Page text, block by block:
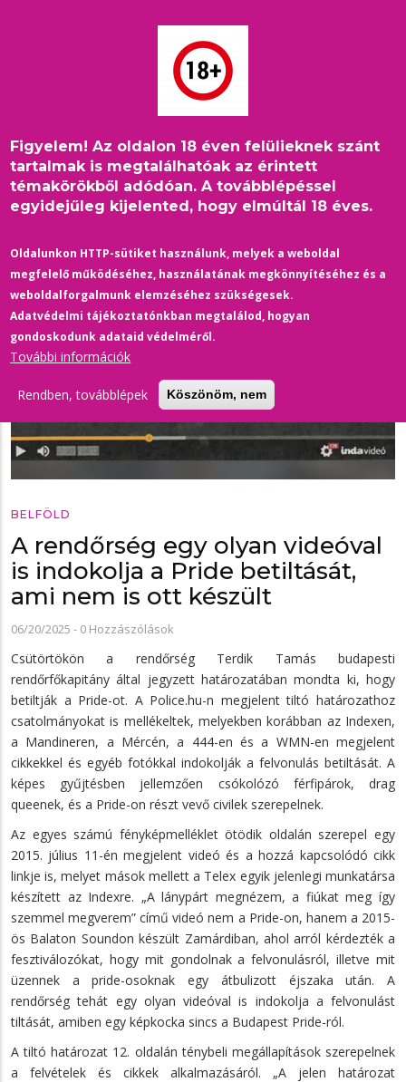
Figyelem! Az oldalon 18 éven felülieknek szánt
tartalmak is megtalálhatóak az érintett
témakörökből adódóan. A továbblépéssel
egyidejűleg kijelented, hogy elmúltál 18 éves.
Oldalunkon HTTP-sütiket használunk, melyek a weboldal
megfelelő működéséhez, használatának megkönnyítéséhez és a
weboldalforgalmunk elemzéséhez szükségesek.
Adatvédelmi tájékoztatónkban megtalálod, hogyan
gondoskodunk adataid védelméről.
További információk
Rendben, továbblépek Köszönöm, nem
Morzsa
Címlap /Belföld /
A rendőrség egy olyan videóval is indokolja a Pride betiltását,
ami nem is ott készült
BELFÖLD
A rendőrség egy olyan videóval
is indokolja a Pride betiltását,
ami nem is ott készült
06/20/2025 - 0 Hozzászólások
Csütörtökön a rendőrség Terdik Tamás budapesti
rendőrfőkapitány által jegyzett határozatában mondta ki, hogy
betiltják a Pride-ot. A Police.hu-n megjelent tiltó határozathoz
csatolmányokat is mellékeltek, melyekben korábban az Indexen,
a Mandineren, a Mércén, a 444-en és a WMN-en megjelent
cikkekkel és egyéb fotókkal indokolják a felvonulás betiltását. A
képes gyűjtésben jellemzően csókolózó férfipárok, drag
queenek, és a Pride-on részt vevő civilek szerepelnek.
Az egyes számú fényképmelléklet ötödik oldalán szerepel egy
2015. július 11-én megjelent videó és a hozzá kapcsolódó cikk
linkje is, melyet mások mellett a Telex egyik jelenlegi munkatársa
készített az Indexre. „A lánypárt megnézem, a fiúkat meg így
szemmel megverem” című videó nem a Pride-on, hanem a 2015-
ös Balaton Soundon készült Zamárdiban, ahol arról kérdezték a
fesztiválozókat, hogy mit gondolnak a felvonulásról, illetve mit
üzennek a pride-osoknak egy átbulizott éjszaka után. A
rendőrség tehát egy olyan videóval is indokolja a felvonulást
tiltását, amiben egy képkocka sincs a Budapest Pride-ról.
A tiltó határozat 12. oldalán ténybeli megállapítások szerepelnek
a felvételek és cikkek alkalmazásáról. „A jelen határozat